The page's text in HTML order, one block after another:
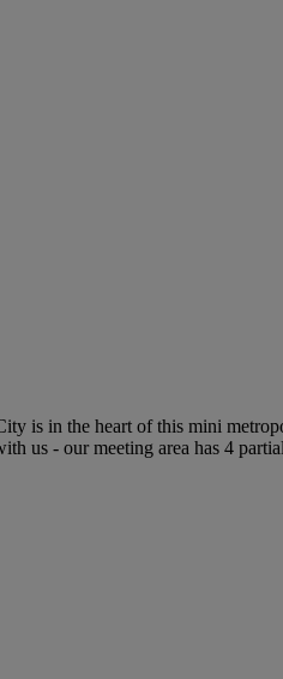
is in the heart of this mini
us - our meeting area has 4